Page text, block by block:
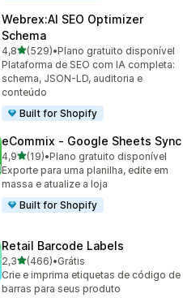
Webrex:AI SEO Optimizer
Schema
4,8de 5 estrelas
(529)
529 avaliações ao todo
•Plano gratuito disponível
Plataforma de SEO com IA completa:
schema, JSON-LD, auditoria e
conteúdo
Built for Shopify
eCommix ‑ Google Sheets Sync
4,9de 5 estrelas
(19)
19 avaliações ao todo
•Plano gratuito disponível
Exporte para uma planilha, edite em
massa e atualize a loja
Built for Shopify
Retail Barcode Labels
2,3de 5 estrelas
(466)
466 avaliações ao todo
•Grátis
Crie e imprima etiquetas de código de
barras para seus produto